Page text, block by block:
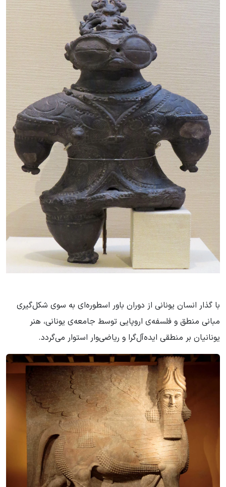
با گذار انسان یونانی از دوران باور اسطوره‌ای به سوی شکل‌گیری
مبانی منطق و فلسفه‌ی اروپایی توسط جامعه‌ی یونانی، هنر
یونانیان بر منطقی ایده‌آل‌گرا و ریاضی‌وار استوار می‌گردد.